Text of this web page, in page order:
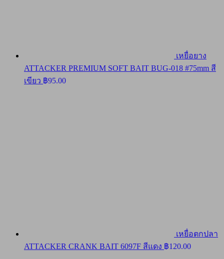
เหยื่อยาง
ATTACKER PREMIUM SOFT BAIT BUG-018 #75mm สี
เขียว ฿95.00
เหยื่อตกปลา
ATTACKER CRANK BAIT 6097F สีแดง ฿120.00